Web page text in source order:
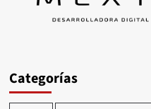
Categorías